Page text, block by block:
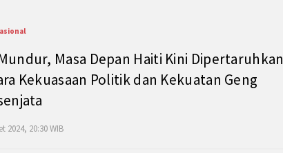
Masa Depan Haiti Kini Dipertaruhkan
Kekuasaan Politik dan Kekuatan Geng
2024, 20:30 WIB